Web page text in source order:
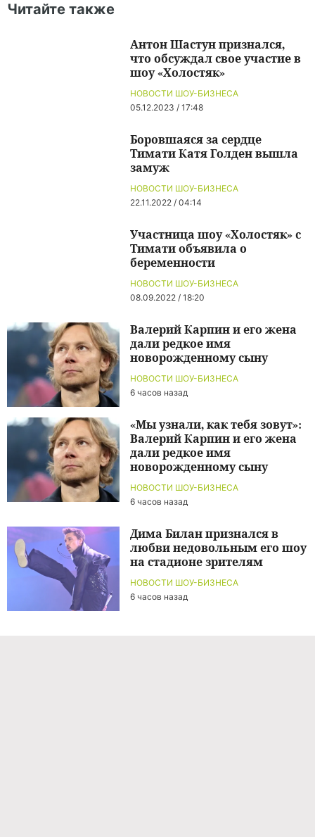
Читайте также
НОВОСТИ ШОУ-БИЗНЕСА
05.12.2023 / 17:48
Антон Шастун признался,
что обсуждал свое участие в
шоу «Холостяк»
НОВОСТИ ШОУ-БИЗНЕСА
22.11.2022 / 04:14
Боровшаяся за сердце
Тимати Катя Голден вышла
замуж
НОВОСТИ ШОУ-БИЗНЕСА
08.09.2022 / 18:20
Участница шоу «Холостяк» с
Тимати объявила о
беременности
НОВОСТИ ШОУ-БИЗНЕСА
6 часов назад
Валерий Карпин и его жена
дали редкое имя
новорожденному сыну
НОВОСТИ ШОУ-БИЗНЕСА
6 часов назад
«Мы узнали, как тебя зовут»:
Валерий Карпин и его жена
дали редкое имя
новорожденному сыну
НОВОСТИ ШОУ-БИЗНЕСА
6 часов назад
Дима Билан признался в
любви недовольным его шоу
на стадионе зрителям